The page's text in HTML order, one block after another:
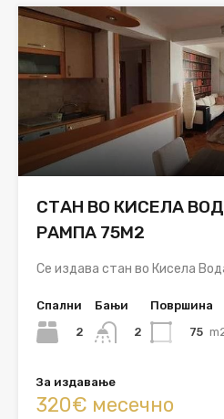
СТАН ВО КИСЕЛА
РАМПА 75М2
Се издава стан во Кисела
Спални
2
Бањи
2
Површина
75
За издавање
320€ месечно